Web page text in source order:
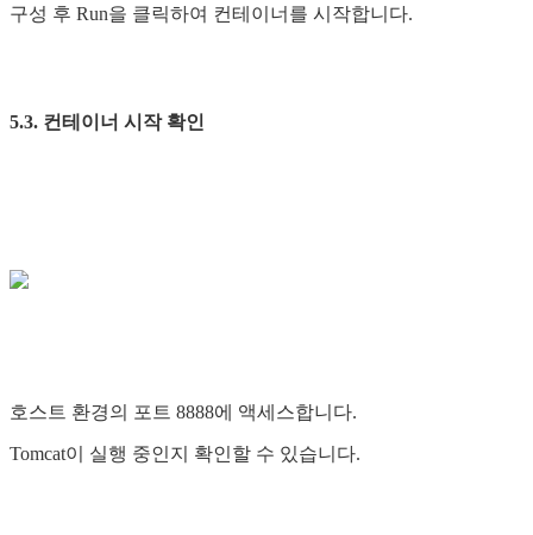
구성 후 Run을 클릭하여 컨테이너를 시작합니다.
5.3. 컨테이너 시작 확인
호스트 환경의 포트 8888에 액세스합니다.
Tomcat이 실행 중인지 확인할 수 있습니다.